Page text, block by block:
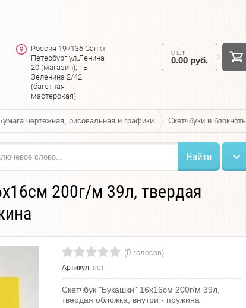
Россия 197136 Санкт-
Петербург ул.Ленина
20 (магазин); - Б.
Зеленина 2/42
(багетная
мастерская)
0 шт.
0.00 руб.
чертежная, рисовальная и графики Скетчбуки и
Найти
200г/м 39л, твердая
(0 голосов)
Артикул: нет
Скетчбук "Букашки" 16х16см 200г/м 39л,
твердая обложка, внутри - пружина